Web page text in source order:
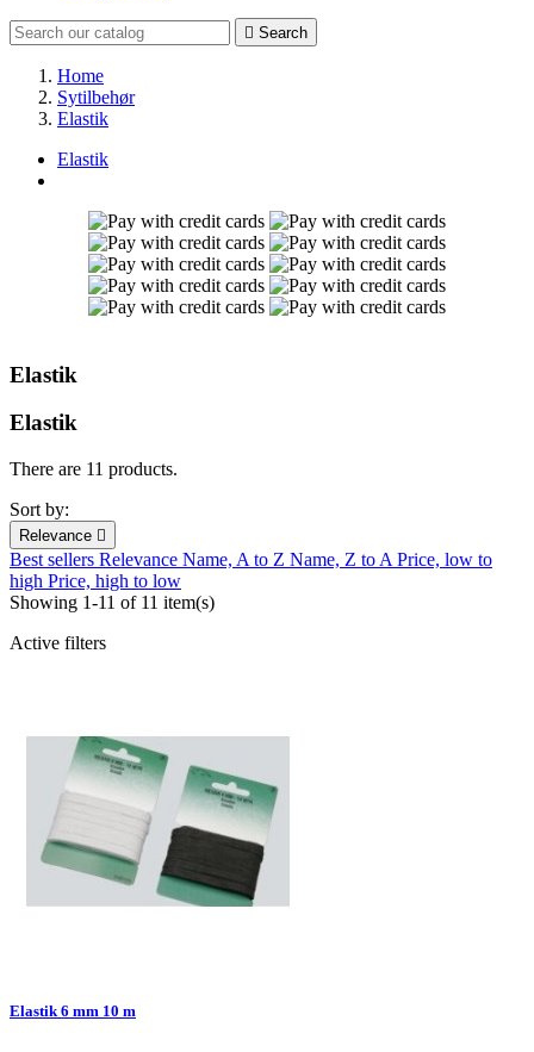
 Search
Home
Sytilbehør
Elastik
Elastik
Elastik
Elastik
There are 11 products.
Sort by:
Relevance 
Best sellers Relevance Name, A to Z Name, Z to A Price, low to
high Price, high to low
Showing 1-11 of 11 item(s)
Active filters
Elastik 6 mm 10 m